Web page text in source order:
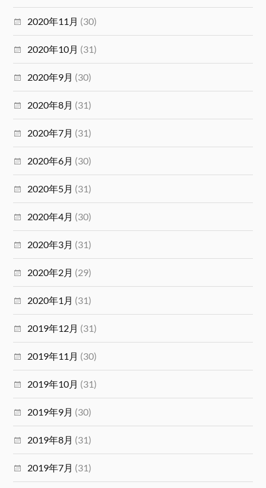
2020年11月 (30)
2020年10月 (31)
2020年9月 (30)
2020年8月 (31)
2020年7月 (31)
2020年6月 (30)
2020年5月 (31)
2020年4月 (30)
2020年3月 (31)
2020年2月 (29)
2020年1月 (31)
2019年12月 (31)
2019年11月 (30)
2019年10月 (31)
2019年9月 (30)
2019年8月 (31)
2019年7月 (31)